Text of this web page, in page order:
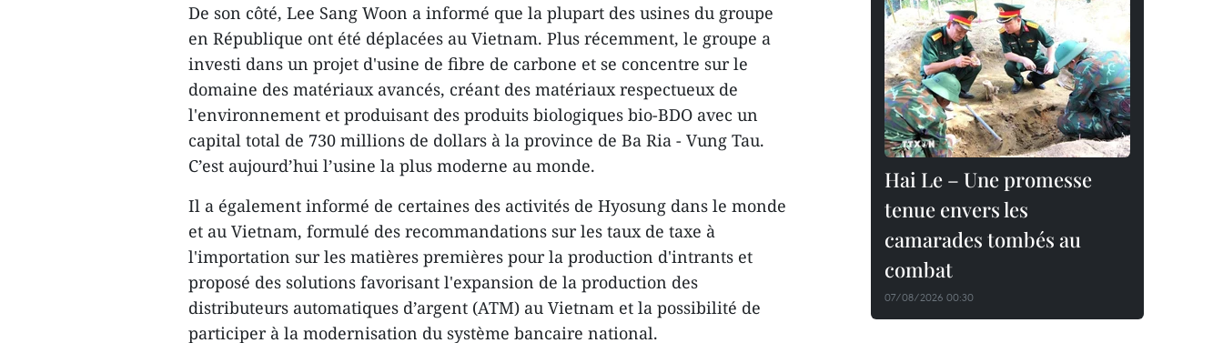
De son côté, Lee Sang Woon a informé que la plupart des usines du groupe
en République ont été déplacées au Vietnam. Plus récemment, le groupe a
investi dans un projet d'usine de fibre de carbone et se concentre sur le
domaine des matériaux avancés, créant des matériaux respectueux de
l'environnement et produisant des produits biologiques bio-BDO avec un
capital total de 730 millions de dollars à la province de Ba Ria - Vung Tau.
C’est aujourd’hui l’usine la plus moderne au monde.
Il a également informé de certaines des activités de Hyosung dans le monde
et au Vietnam, formulé des recommandations sur les taux de taxe à
l'importation sur les matières premières pour la production d'intrants et
proposé des solutions favorisant l'expansion de la production des
distributeurs automatiques d’argent (ATM) au Vietnam et la possibilité de
participer à la modernisation du système bancaire national.
Hai Le – Une promesse
tenue envers les
camarades tombés au
combat
07/08/2026 00:30